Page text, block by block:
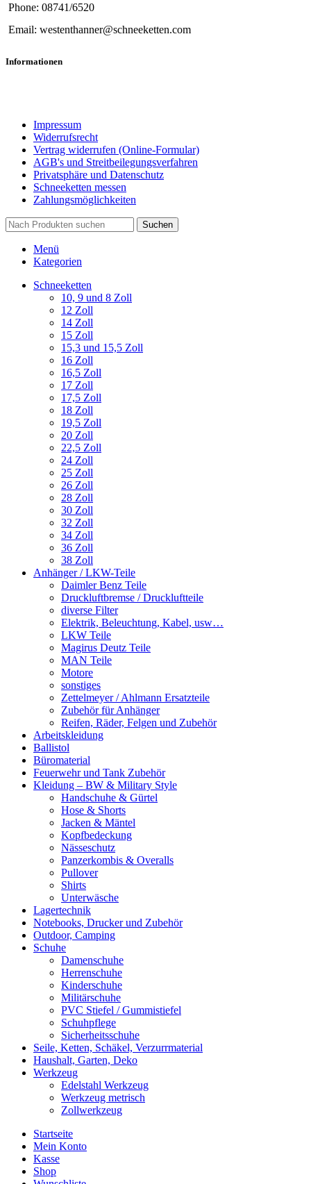
Phone: 08741/6520
Email: westenthanner@schneeketten.com
Informationen
Impressum
Widerrufsrecht
Vertrag widerrufen (Online-Formular)
AGB's und Streitbeilegungsverfahren
Privatsphäre und Datenschutz
Schneeketten messen
Zahlungsmöglichkeiten
Suchen
Menü
Kategorien
Schneeketten
10, 9 und 8 Zoll
12 Zoll
14 Zoll
15 Zoll
15,3 und 15,5 Zoll
16 Zoll
16,5 Zoll
17 Zoll
17,5 Zoll
18 Zoll
19,5 Zoll
20 Zoll
22,5 Zoll
24 Zoll
25 Zoll
26 Zoll
28 Zoll
30 Zoll
32 Zoll
34 Zoll
36 Zoll
38 Zoll
Anhänger / LKW-Teile
Daimler Benz Teile
Druckluftbremse / Druckluftteile
diverse Filter
Elektrik, Beleuchtung, Kabel, usw…
LKW Teile
Magirus Deutz Teile
MAN Teile
Motore
sonstiges
Zettelmeyer / Ahlmann Ersatzteile
Zubehör für Anhänger
Reifen, Räder, Felgen und Zubehör
Arbeitskleidung
Ballistol
Büromaterial
Feuerwehr und Tank Zubehör
Kleidung – BW & Military Style
Handschuhe & Gürtel
Hose & Shorts
Jacken & Mäntel
Kopfbedeckung
Nässeschutz
Panzerkombis & Overalls
Pullover
Shirts
Unterwäsche
Lagertechnik
Notebooks, Drucker und Zubehör
Outdoor, Camping
Schuhe
Damenschuhe
Herrenschuhe
Kinderschuhe
Militärschuhe
PVC Stiefel / Gummistiefel
Schuhpflege
Sicherheitsschuhe
Seile, Ketten, Schäkel, Verzurrmaterial
Haushalt, Garten, Deko
Werkzeug
Edelstahl Werkzeug
Werkzeug metrisch
Zollwerkzeug
Startseite
Mein Konto
Kasse
Shop